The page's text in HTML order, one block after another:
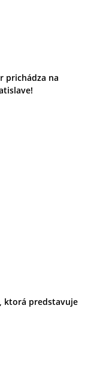
prichádza na
ktorá predstavuje